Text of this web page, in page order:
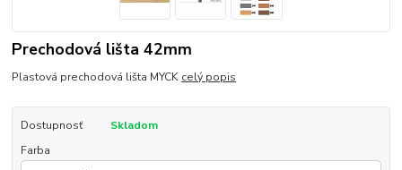
Prechodová lišta 42mm
Plastová prechodová lišta MYCK celý popis
Dostupnosť
Skladom
Farba